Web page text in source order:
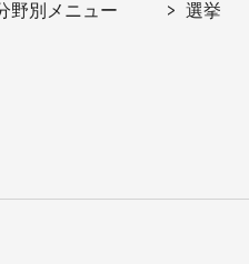
野別メニュー 選挙